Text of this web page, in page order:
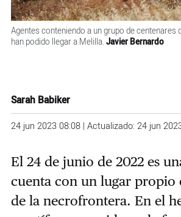
Agentes conteniendo a un grupo de centenares
han podido llegar a Melilla. Javier Bernardo
Sarah Babiker
24 jun 2023 08:08 | Actualizado: 24 jun
El 24 de junio de 2022 es
cuenta con un lugar propio
de la necrofrontera. En el